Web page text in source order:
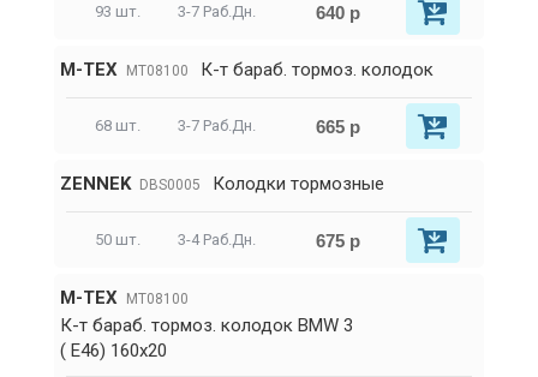
93 шт. 3-7 Раб.Дн. 640 р
M-TEX MT08100 К-т бараб. тормоз. колодок
68 шт. 3-7 Раб.Дн. 665 р
ZENNEK DBS0005 Колодки тормозные
50 шт. 3-4 Раб.Дн. 675 р
M-TEX MT08100
К-т бараб. тормоз. колодок BMW 3
( Е46) 160x20